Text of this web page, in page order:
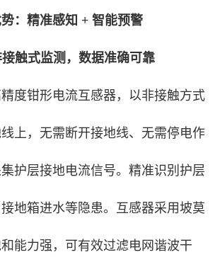
：精准感知 + 智能预警
触式监测，数据准确可靠
度钳形电流互感器，以非接触方式
上，无需断开接地线、无需停电作
护层接地电流信号。精准识别护层
地箱进水等隐患。互感器采用坡莫
能力强，可有效过滤电网谐波干